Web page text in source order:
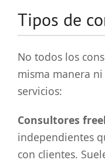
Tipos de
No todos los
misma manera
servicios:
Consultores
independientes
con clientes.